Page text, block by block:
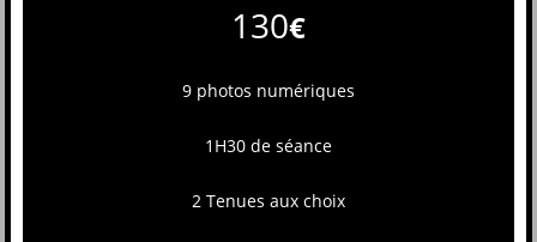
130€
9 photos numériques
1H30 de séance
2 Tenues aux choix